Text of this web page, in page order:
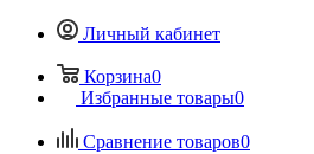
Личный кабинет
Корзина0
Избранные товары0
Сравнение товаров0